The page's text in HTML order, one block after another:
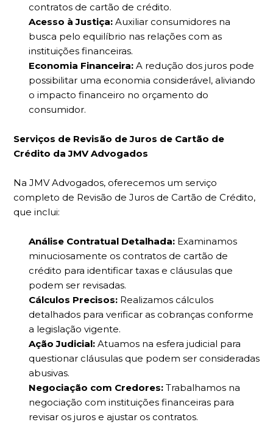
contratos de cartão de crédito.
Acesso à Justiça:Auxiliar consumidores na
busca pelo equilíbrio nas relações com as
instituições financeiras.
Economia Financeira:A redução dos juros pode
possibilitar uma economia considerável, aliviando
o impacto financeiro no orçamento do
consumidor.
Serviços de Revisão de Juros de Cartão de
Crédito da JMV Advogados
Na JMV Advogados, oferecemos um serviço
completo de Revisão de Juros de Cartão de Crédito,
que inclui:
Análise Contratual Detalhada:Examinamos
minuciosamente os contratos de cartão de
crédito para identificar taxas e cláusulas que
podem ser revisadas.
Cálculos Precisos:Realizamos cálculos
detalhados para verificar as cobranças conforme
a legislação vigente.
Ação Judicial:Atuamos na esfera judicial para
questionar cláusulas que podem ser consideradas
abusivas.
Negociação com Credores:Trabalhamos na
negociação com instituições financeiras para
revisar os juros e ajustar os contratos.